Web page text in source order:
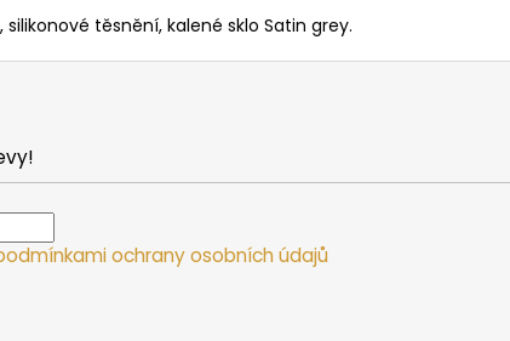
těsnění, kalené sklo Satin grey.
ochrany osobních údajů